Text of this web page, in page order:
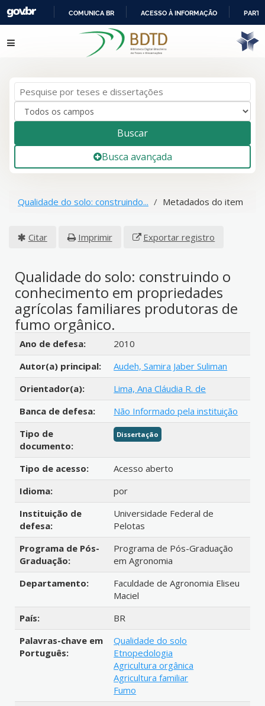
IR
PARA
COMUNICA BR ACESSO À INFORMAÇÃO
Pular para o conteúdo
Buscar
Busca avançada
Qualidade do solo: construindo... Metadados do item
Citar Imprimir Exportar registro
Qualidade do solo: construindo o
conhecimento em propriedades
agrícolas familiares produtoras de
fumo orgânico.
Detalhes bibliográficos
Ano de defesa:
2010
Autor(a) principal:
Audeh, Samira Jaber Suliman
Orientador(a):
Lima, Ana Cláudia R. de
Banca de defesa:
Não Informado pela instituição
Tipo de
documento:
Dissertação
Tipo de acesso:
Acesso aberto
Idioma:
por
Instituição de
defesa:
Universidade Federal de
Pelotas
Programa de Pós-
Graduação:
Programa de Pós-Graduação
em Agronomia
Departamento:
Faculdade de Agronomia Eliseu
Maciel
País:
BR
Palavras-chave em
Português:
Qualidade do solo
Etnopedologia
Agricultura orgânica
Agricultura familiar
Fumo